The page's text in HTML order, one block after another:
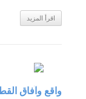
اقرأ المزيد
واقع وآفاق